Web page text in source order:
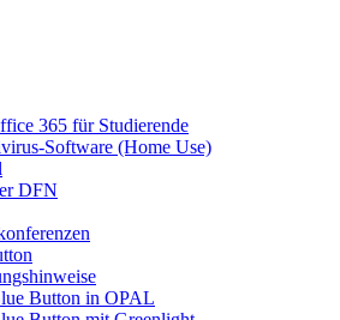
365 für Studierende
Software (Home Use)
DFN
Button in OPAL